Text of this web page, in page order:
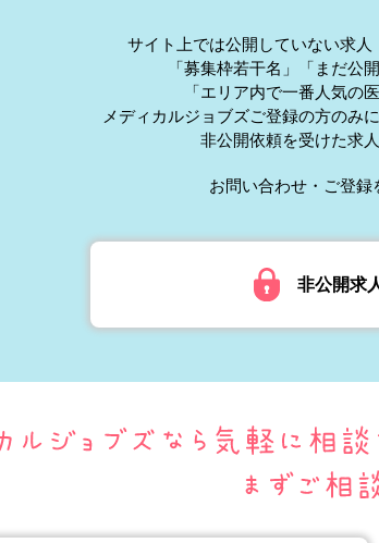
サイト上では公開していない求人
「募集枠若干名」「まだ公
「エリア内で一番人気の
メディカルジョブズご登録の方のみ
非公開依頼を受けた求
お問い合わせ・ご登録
非公開求